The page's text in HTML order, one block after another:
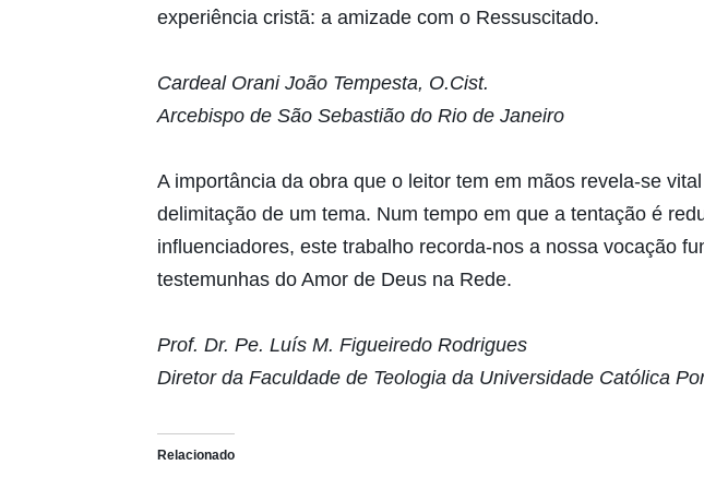
experiência cristã: a amizade com o Ressuscitado.
Cardeal Orani João Tempesta, O.Cist.
Arcebispo de São Sebastião do Rio de Janeiro
A importância da obra que o leitor tem em mãos revela-se
delimitação de um tema. Num tempo em que a tentação é
influenciadores, este trabalho recorda-nos a nossa vocação
testemunhas do Amor de Deus na Rede.
Prof. Dr. Pe. Luís M. Figueiredo Rodrigues
Diretor da Faculdade de Teologia da Universidade Católica
Relacionado